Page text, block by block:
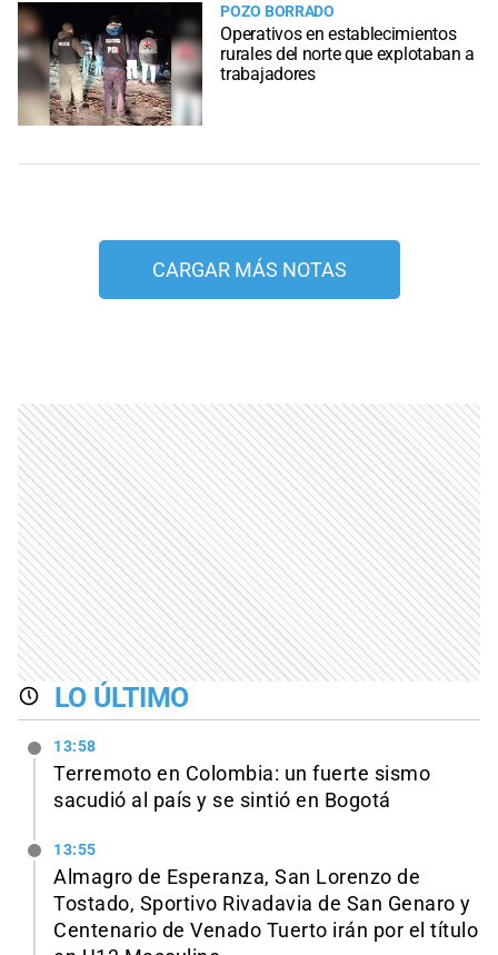
POZO BORRADO
Operativos en establecimientos
rurales del norte que explotaban a
trabajadores
CARGAR MÁS NOTAS
LO ÚLTIMO
13:58
Terremoto en Colombia: un fuerte sismo
sacudió al país y se sintió en Bogotá
13:55
Almagro de Esperanza, San Lorenzo de
Tostado, Sportivo Rivadavia de San Genaro y
Centenario de Venado Tuerto irán por el título